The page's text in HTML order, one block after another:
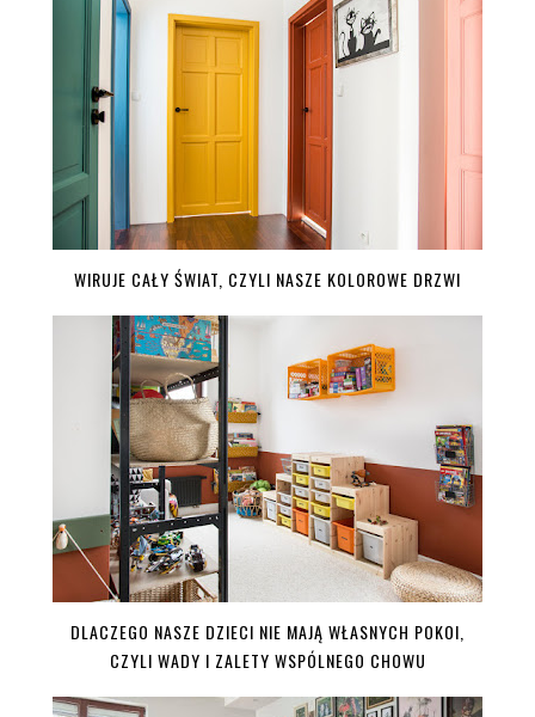
WIRUJE CAŁY ŚWIAT, CZYLI NASZE KOLOROWE DRZWI
DLACZEGO NASZE DZIECI NIE MAJĄ WŁASNYCH POKOI,
CZYLI WADY I ZALETY WSPÓLNEGO CHOWU